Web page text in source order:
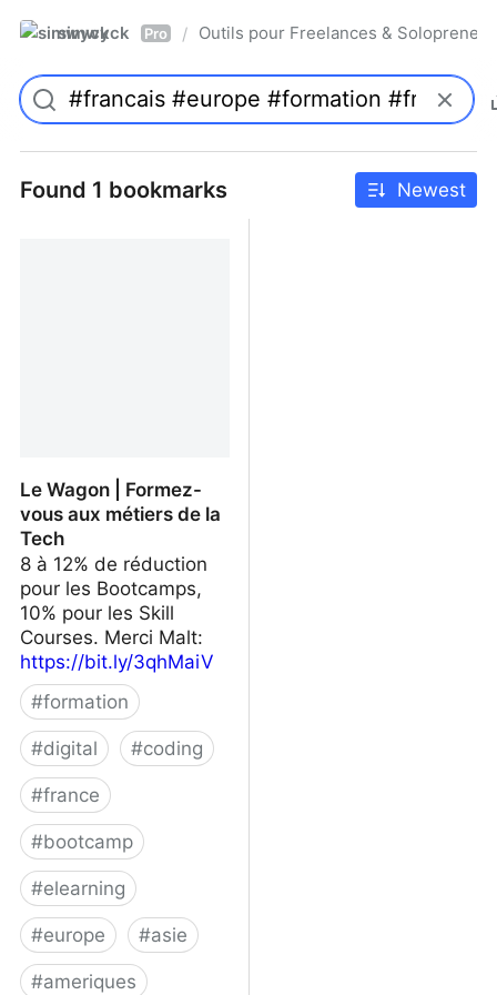
simwyck Pro / Outils pour Freelances &
Found 1 bookmarks Newest
Le Wagon | Formez-
vous aux métiers de la
Tech
8 à 12% de réduction
pour les Bootcamps,
10% pour les Skill
Courses. Merci Malt:
https://bit.ly/3qhMaiV
#formation
#digital #coding
#france
#bootcamp
#elearning
#europe #asie
#ameriques